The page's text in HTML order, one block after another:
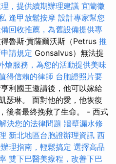
，提供續期辦理建議 宜蘭徵
逢甲放鬆按摩 設計專家幫您
回收推薦，為舊設備提供專
魯斯·貢薩爾沃斯（Petrus 推
請規定 Gonsalvus）無法提
燴服務，為您的活動提供美味
得信賴的律師 台胞證照片要
利國王邀請後，他可以嫁給
瑟琳。 面對他的愛，他恢復
後者最終挽救了生命。 - 西式
決您的法律問題 牆壁漏水修
新北地區台胞證辦理資訊 西
理指南，輕鬆搞定 選擇高品
雙下巴醫美療程，改善下巴